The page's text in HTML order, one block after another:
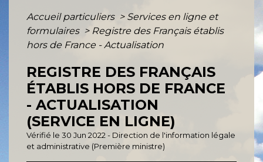
Accueil particuliers > Services en ligne et
formulaires > Registre des Français établis
hors de France - Actualisation
REGISTRE DES FRANÇAIS
ÉTABLIS HORS DE FRANCE
- ACTUALISATION
(SERVICE EN LIGNE)
Vérifié le 30 Jun 2022 - Direction de l'information légale
et administrative (Première ministre)